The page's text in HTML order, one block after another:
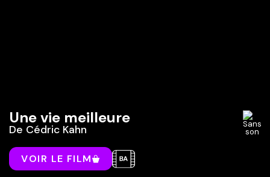
Une vie meilleure
De Cédric Kahn
VOIR LE FILM